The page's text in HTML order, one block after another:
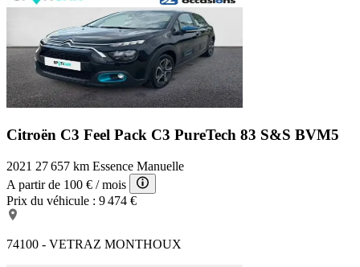
Citroën C3 Feel Pack C3 PureTech 83 S&S BVM5
2021 27 657 km Essence Manuelle
A partir de 100 € / mois
Prix du véhicule : 9 474 €
74100 - VETRAZ MONTHOUX